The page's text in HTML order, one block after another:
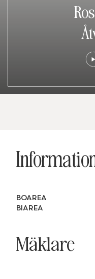
BOAREA
BIAREA
Mäklare